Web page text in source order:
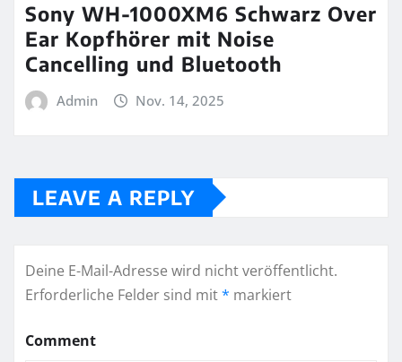
Sony WH-1000XM6 Schwarz Over
Ear Kopfhörer mit Noise
Cancelling und Bluetooth
Admin Nov. 14, 2025
LEAVE A REPLY
Deine E-Mail-Adresse wird nicht veröffentlicht.
Erforderliche Felder sind mit* markiert
Comment